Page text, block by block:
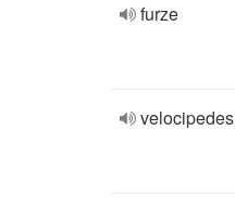
furze
velocipedes